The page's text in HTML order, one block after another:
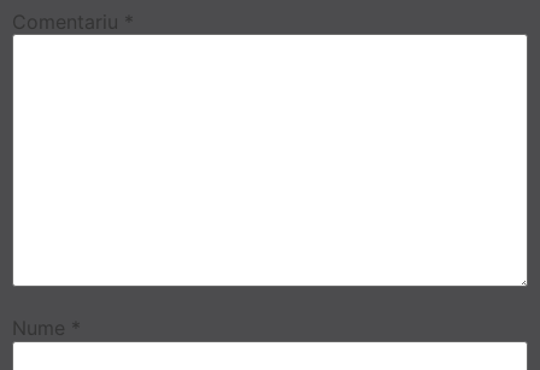
Comentariu *
Nume *